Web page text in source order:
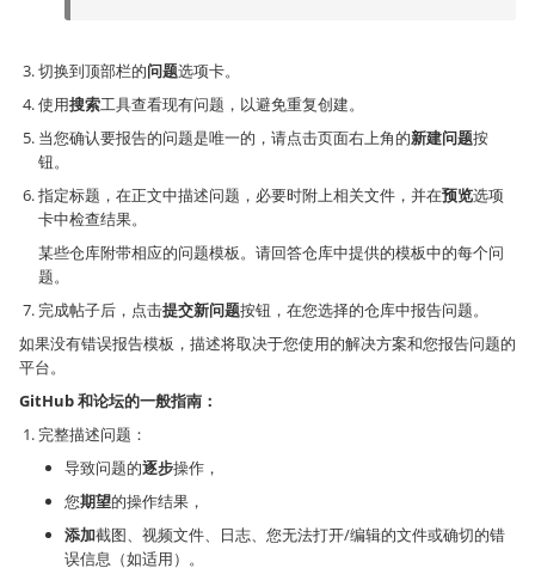
切换到顶部栏的问题选项卡。
使用搜索工具查看现有问题，以避免重复创建。
当您确认要报告的问题是唯一的，请点击页面右上角的新建问题按
钮。
指定标题，在正文中描述问题，必要时附上相关文件，并在预览选项
卡中检查结果。
某些仓库附带相应的问题模板。请回答仓库中提供的模板中的每个问
题。
完成帖子后，点击提交新问题按钮，在您选择的仓库中报告问题。
如果没有错误报告模板，描述将取决于您使用的解决方案和您报告问题的
平台。
GitHub 和论坛的一般指南：
完整描述问题：
导致问题的逐步操作，
您期望的操作结果，
添加截图、视频文件、日志、您无法打开/编辑的文件或确切的错
误信息（如适用）。